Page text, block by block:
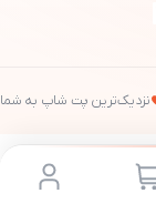
نزدیک‌ترین پت شاپ به شما